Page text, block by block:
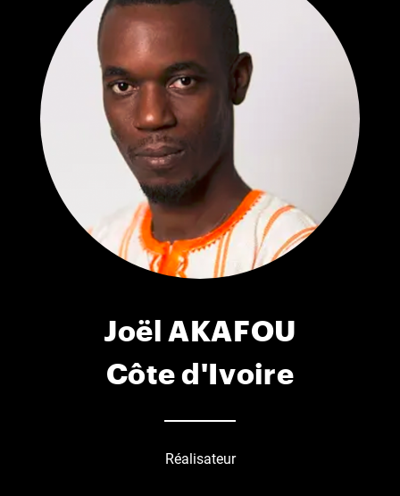
Joël AKAFOU
Côte d'Ivoire
Réalisateur